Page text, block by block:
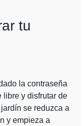
tu
la contraseña
libre y disfrutar de
se reduzca a
y empieza a